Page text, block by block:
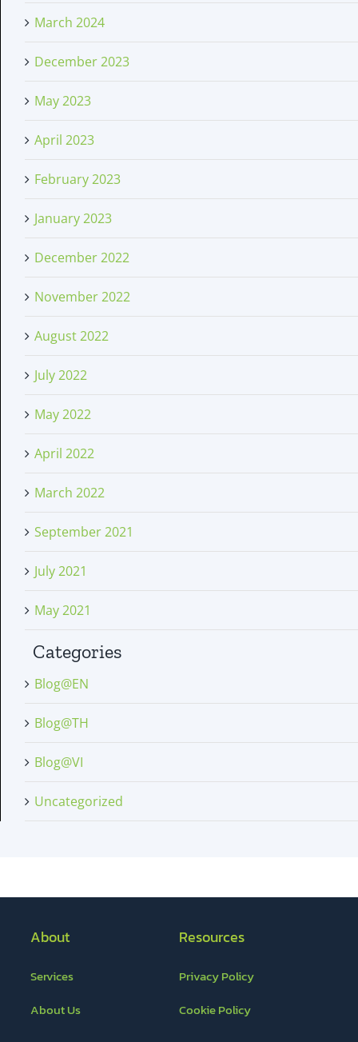
March 2024
December 2023
May 2023
April 2023
February 2023
January 2023
December 2022
November 2022
August 2022
July 2022
May 2022
April 2022
March 2022
September 2021
July 2021
May 2021
Categories
Blog@EN
Blog@TH
Blog@VI
Uncategorized
About
Services
About Us
Resources
Privacy Policy
Cookie Policy